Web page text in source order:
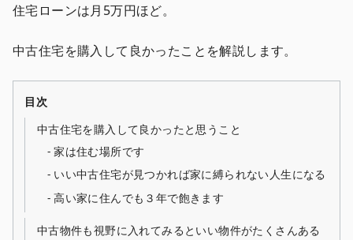
住宅ローンは月5万円ほど。
中古住宅を購入して良かったことを解説します。
目次
中古住宅を購入して良かったと思うこと
家は住む場所です
いい中古住宅が見つかれば家に縛られない人生になる
高い家に住んでも３年で飽きます
中古物件も視野に入れてみるといい物件がたくさんある